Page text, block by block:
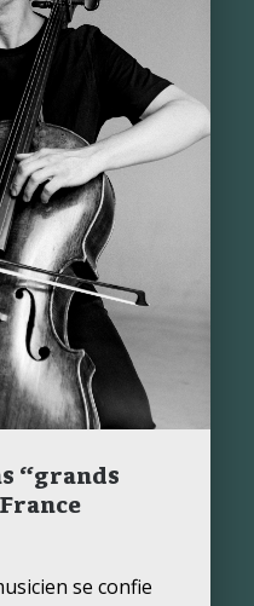
“grands
se confie